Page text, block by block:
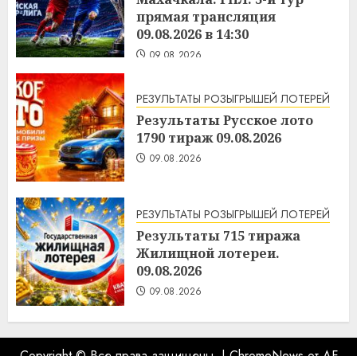
прямая трансляция
09.08.2026 в 14:30
09.08.2026
РЕЗУЛЬТАТЫ РОЗЫГРЫШЕЙ ЛОТЕРЕЙ
Результаты Русское лото
1790 тираж 09.08.2026
09.08.2026
РЕЗУЛЬТАТЫ РОЗЫГРЫШЕЙ ЛОТЕРЕЙ
Результаты 715 тиража
Жилищной лотереи.
09.08.2026
09.08.2026